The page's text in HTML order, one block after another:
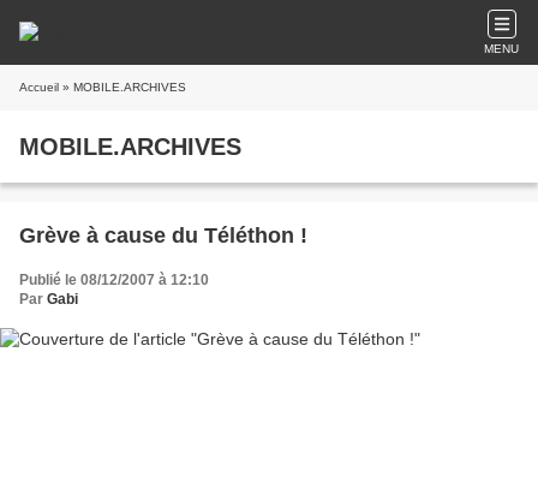
MENU
Accueil » MOBILE.ARCHIVES
MOBILE.ARCHIVES
Grève à cause du Téléthon !
Publié le 08/12/2007 à 12:10
Par Gabi